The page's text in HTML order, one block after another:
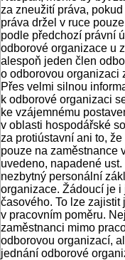
za zneužití práva,
práva držel v ruce
podle předchozí právní
odborové organizace u
alespoň jeden člen
o odborovou organizaci
Přes velmi silnou
k odborové organizaci
ke vzájemnému
v oblasti hospodářské
za protiústavní ani to,
pouze na zaměstnance
uvedeno, napadené
nezbytný personální
organizace. Žádoucí je
časového. To lze zajistit
v pracovním poměru.
zaměstnanci mimo
odborovou organizací,
jednání odborové